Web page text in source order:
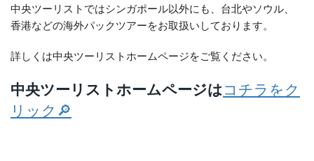
中央ツーリストではシンガポール以外にも、台北やソウル、
香港などの海外パックツアーをお取扱いしております。
詳しくは中央ツーリストホームページをご覧ください。
中央ツーリストホームページはコチラをク
リック🔎